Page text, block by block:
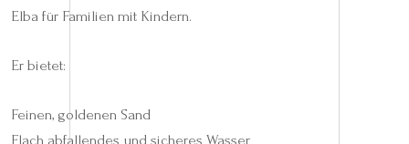
Elba für Familien mit Kindern.
Er bietet:
Feinen, goldenen Sand
Flach abfallendes und sicheres Wasser